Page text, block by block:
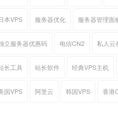
本VPS 服务器优化 服务器管理面
立服务器优惠码 电信CN2 私人云
长工具 站长软件 经典VPS主机
国VPS 阿里云 韩国VPS 香港